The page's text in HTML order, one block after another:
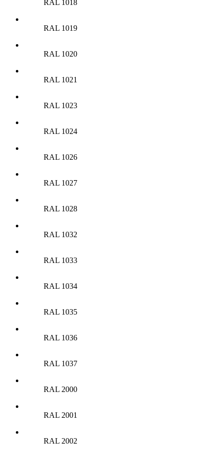
RAL 1018
RAL 1019
RAL 1020
RAL 1021
RAL 1023
RAL 1024
RAL 1026
RAL 1027
RAL 1028
RAL 1032
RAL 1033
RAL 1034
RAL 1035
RAL 1036
RAL 1037
RAL 2000
RAL 2001
RAL 2002